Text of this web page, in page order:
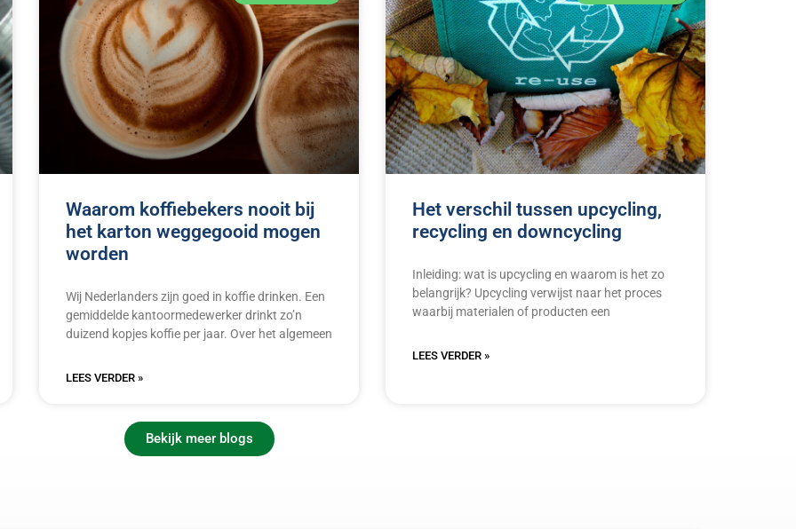
Waarom koffiebekers nooit bij
het karton weggegooid mogen
worden
Wij Nederlanders zijn goed in koffie drinken. Een
gemiddelde kantoormedewerker drinkt zo’n
duizend kopjes koffie per jaar. Over het algemeen
LEES VERDER »
Het verschil tussen upcycling,
recycling en downcycling
Inleiding: wat is upcycling en waarom is het zo
belangrijk? Upcycling verwijst naar het proces
waarbij materialen of producten een
LEES VERDER »
Bekijk meer blogs